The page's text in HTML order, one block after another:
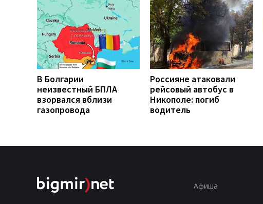
В Болгарии
неизвестный БПЛА
взорвался вблизи
газопровода
Россияне атаковали
рейсовый автобус в
Никополе: погиб
водитель
Афиша